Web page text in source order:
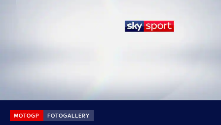
MOTOGP FOTOGALLERY